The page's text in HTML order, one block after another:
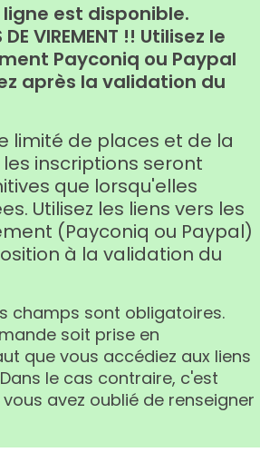
est disponible.
DE VIREMENT !! Utilisez le
Payconiq ou Paypal
après la validation du
limité de places et de la
inscriptions seront
que lorsqu'elles
Utilisez les liens vers les
(Payconiq ou Paypal)
à la validation du
champs sont obligatoires.
soit prise en
que vous accédiez aux liens
le cas contraire, c'est
avez oublié de renseigner